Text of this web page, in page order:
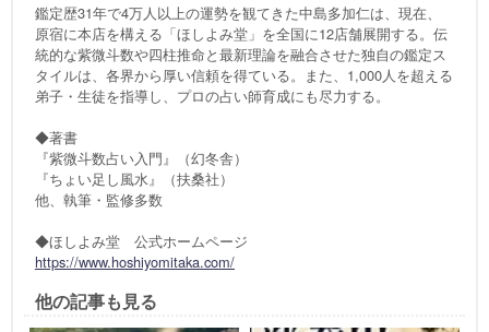
鑑定歴31年で4万人以上の運勢を観てきた中島多加仁は、現在、
原宿に本店を構える「ほしよみ堂」を全国に12店舗展開する。伝
統的な紫微斗数や四柱推命と最新理論を融合させた独自の鑑定ス
タイルは、各界から厚い信頼を得ている。また、1,000人を超える
弟子・生徒を指導し、プロの占い師育成にも尽力する。
◆著書
『紫微斗数占い入門』（幻冬舎）
『ちょい足し風水』（扶桑社）
他、執筆・監修多数
◆ほしよみ堂 公式ホームページ
https://www.hoshiyomitaka.com/
他の記事も見る